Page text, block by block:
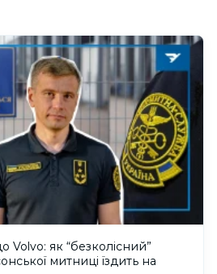
Volvo: як “безколісний”
митниці їздить на